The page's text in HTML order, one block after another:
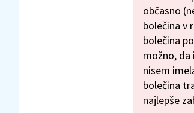
občasno
bolečina v
bolečina
možno, da
nisem
bolečina
najlepše